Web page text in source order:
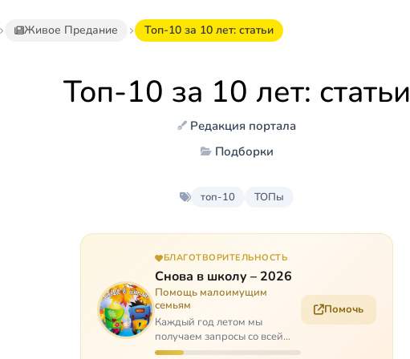
Живое Предание Топ-10 за 10 лет: статьи
Топ-10 за 10 лет: статьи
Редакция портала
Подборки
топ-10 ТОПы
БЛАГОТВОРИТЕЛЬНОСТЬ
Снова в школу – 2026
Помощь малоимущим
семьям
Каждый год летом мы
получаем запросы со всей
России: помогите собраться в
Помочь